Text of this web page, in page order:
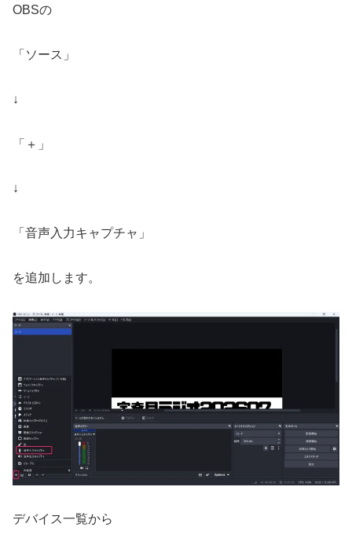
OBSの
「ソース」
↓
「＋」
↓
「音声入力キャプチャ」
を追加します。
デバイス一覧から